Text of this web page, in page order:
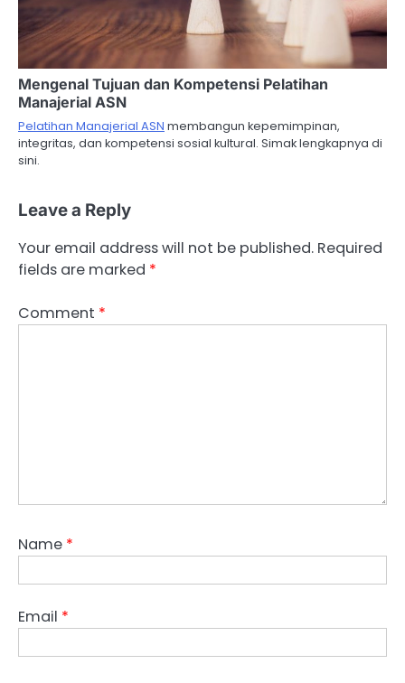
Mengenal Tujuan dan Kompetensi Pelatihan
Manajerial ASN
Pelatihan Manajerial ASN membangun kepemimpinan,
integritas, dan kompetensi sosial kultural. Simak lengkapnya di
sini.
Leave a Reply
Your email address will not be published. Required
fields are marked *
Comment *
Name *
Email *